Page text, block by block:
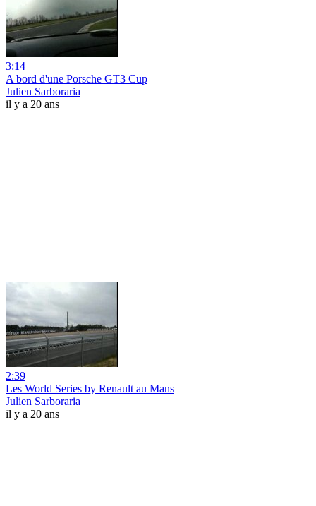
3:14
A bord d'une Porsche GT3 Cup
Julien Sarboraria
il y a 20 ans
2:39
Les World Series by Renault au Mans
Julien Sarboraria
il y a 20 ans